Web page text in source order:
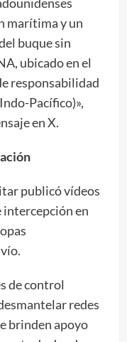
marítima y un
buque sin
ubicado en el
responsabilidad
Pacífico)»,
en X.
publicó vídeos
intercepción en
de control
redes
brinden apoyo